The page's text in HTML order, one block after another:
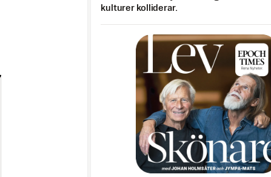
kulturer kolliderar.